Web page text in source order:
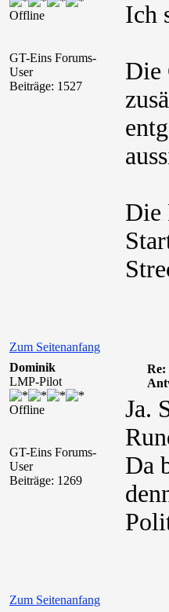
Offline
GT-Eins Forums-
User
Beiträge: 1527
Ich
Die
Die
Zum Seitenanfang
Dominik
LMP-Pilot
Offline
GT-Eins Forums-
User
Beiträge: 1269
Re:
Ja.
Da
Zum Seitenanfang